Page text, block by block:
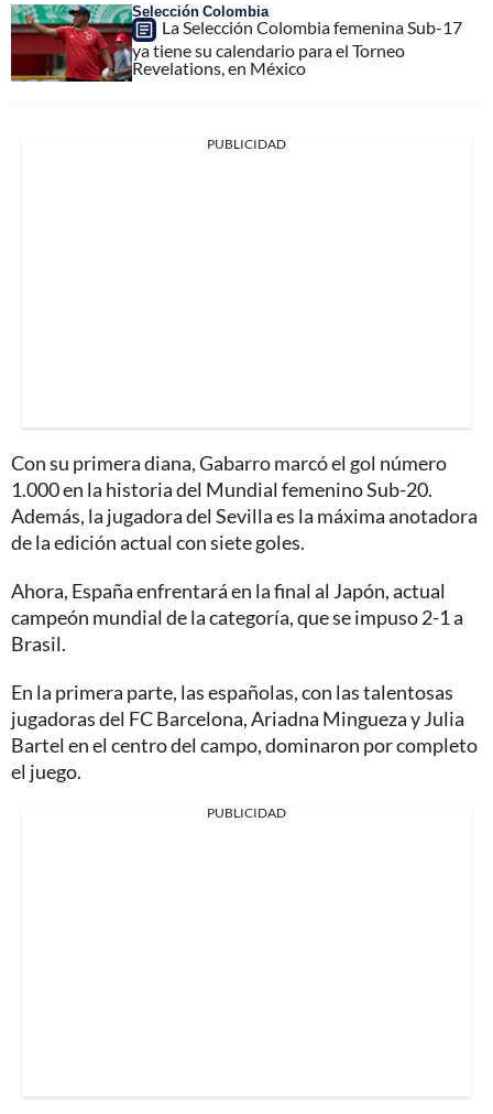
Selección Colombia
La Selección Colombia femenina Sub-17
ya tiene su calendario para el Torneo
Revelations, en México
PUBLICIDAD
Con su primera diana, Gabarro marcó el gol número
1.000 en la historia del Mundial femenino Sub-20.
Además, la jugadora del Sevilla es la máxima anotadora
de la edición actual con siete goles.
Ahora, España enfrentará en la final al Japón, actual
campeón mundial de la categoría, que se impuso 2-1 a
Brasil.
En la primera parte, las españolas, con las talentosas
jugadoras del FC Barcelona, Ariadna Mingueza y Julia
Bartel en el centro del campo, dominaron por completo
el juego.
PUBLICIDAD